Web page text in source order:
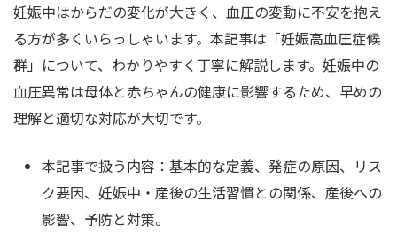
妊娠中はからだの変化が大きく、血圧の変動に不安を抱え
る方が多くいらっしゃいます。本記事は「妊娠高血圧症候
群」について、わかりやすく丁寧に解説します。妊娠中の
血圧異常は母体と赤ちゃんの健康に影響するため、早めの
理解と適切な対応が大切です。
本記事で扱う内容：基本的な定義、発症の原因、リス
ク要因、妊娠中・産後の生活習慣との関係、産後への
影響、予防と対策。